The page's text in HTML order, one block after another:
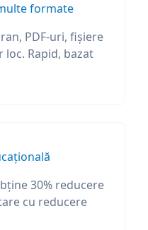
formate
PDF-uri, fișiere
Rapid, bazat
30% reducere
cu reducere